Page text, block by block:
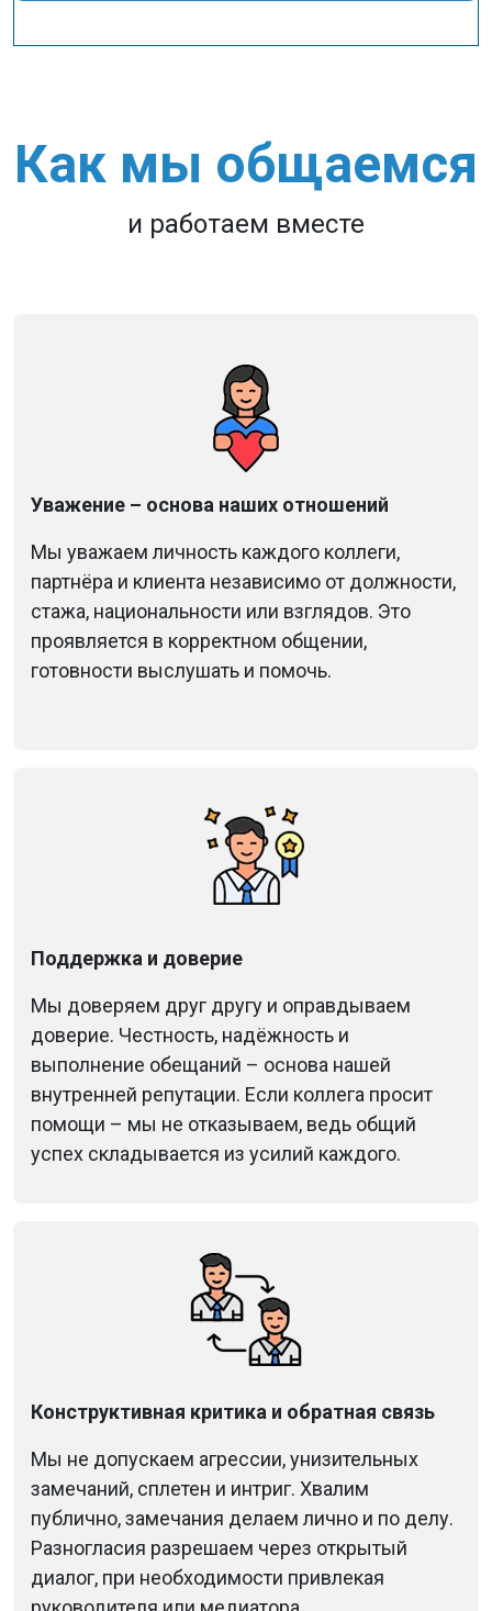
Как мы общаемся
и работаем вместе
Уважение – основа наших отношений
Мы уважаем личность каждого коллеги,
партнёра и клиента независимо от должности,
стажа, национальности или взглядов. Это
проявляется в корректном общении,
готовности выслушать и помочь.
Поддержка и доверие
Мы доверяем друг другу и оправдываем
доверие. Честность, надёжность и
выполнение обещаний – основа нашей
внутренней репутации. Если коллега просит
помощи – мы не отказываем, ведь общий
успех складывается из усилий каждого.
Конструктивная критика и обратная связь
Мы не допускаем агрессии, унизительных
замечаний, сплетен и интриг. Хвалим
публично, замечания делаем лично и по делу.
Разногласия разрешаем через открытый
диалог, при необходимости привлекая